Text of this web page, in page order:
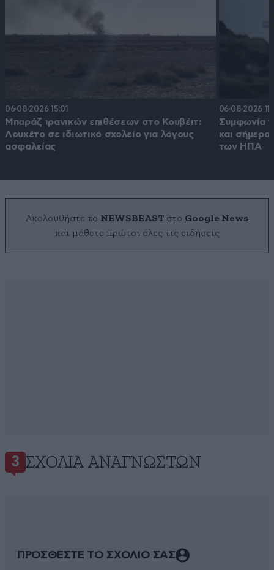
06·08·2026 15:01
Μπαράζ ιρανικών επιθέσεων στο Κουβέιτ:
Λουκέτο σε ιδιωτικό σχολείο για λόγους
ασφαλείας
06·08·2026
Συμφωνία
και
των ΗΠΑ
Ακολουθήστε το NEWSBEAST στο Google News
και μάθετε πρώτοι όλες τις ειδήσεις
3 ΣΧΌΛΙΑ ΑΝΑΓΝΩΣΤΏΝ
ΠΡΟΣΘΕΣΤΕ ΤΟ ΣΧΟΛΙΟ ΣΑΣ